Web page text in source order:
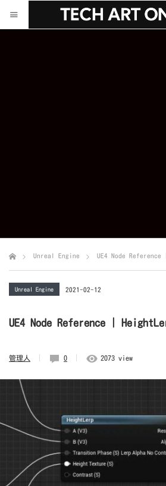
Unreal Engine UE4 Node
Unreal Engine 2021-02-12
UE4 Node Reference |
管理人 0 2073 view